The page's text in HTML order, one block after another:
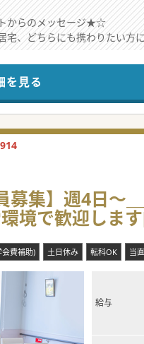
からのメッセージ★☆
宅、どちらにも携わりたい方
力済みの電子カルテを共有し
働きやすい環境なので、ご興
可
を見る
募集】週4日
境で歓迎しま
費補助) 土日休み 転科OK 当
給与